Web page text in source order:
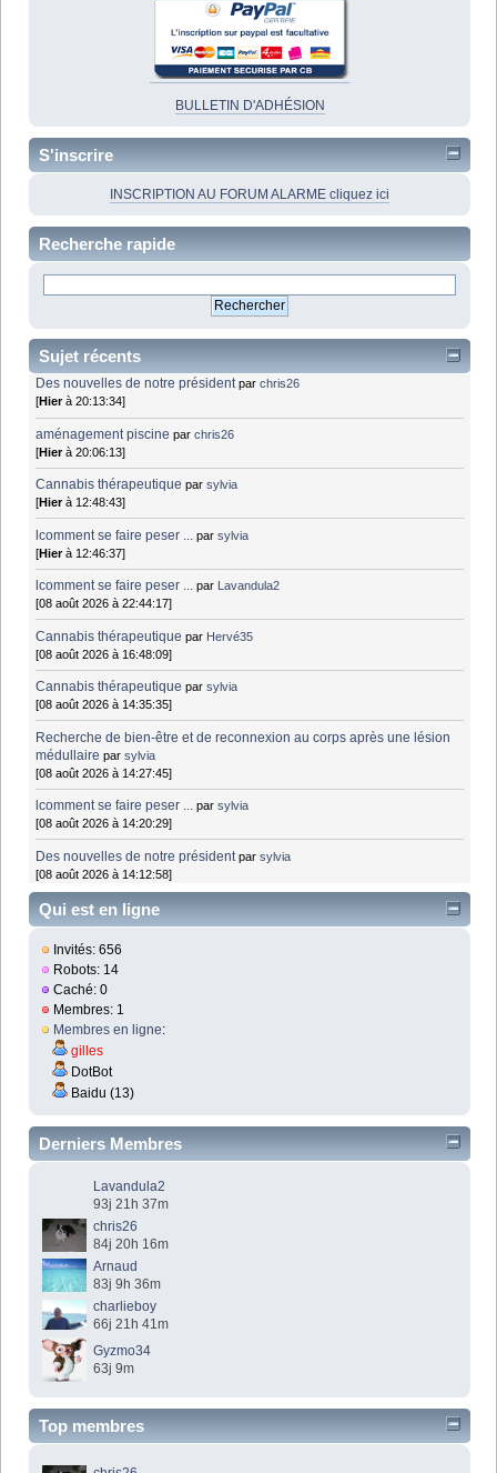
BULLETIN D'ADHÉSION
S'inscrire
INSCRIPTION AU FORUM ALARME cliquez ici
Recherche rapide
Sujet récents
Des nouvelles de notre président parchris26
[Hierà 20:13:34]
aménagement piscine parchris26
[Hierà 20:06:13]
Cannabis thérapeutique parsylvia
[Hierà 12:48:43]
lcomment se faire peser ... parsylvia
[Hierà 12:46:37]
lcomment se faire peser ... par Lavandula2
[08 août 2026 à 22:44:17]
Cannabis thérapeutique par Hervé35
[08 août 2026 à 16:48:09]
Cannabis thérapeutique parsylvia
[08 août 2026 à 14:35:35]
Recherche de bien-être et de reconnexion au corps après une lésion
médullaire parsylvia
[08 août 2026 à 14:27:45]
lcomment se faire peser ... parsylvia
[08 août 2026 à 14:20:29]
Des nouvelles de notre président parsylvia
[08 août 2026 à 14:12:58]
Qui est en ligne
Invités: 656
Robots: 14
Caché: 0
Membres: 1
Membres en ligne:
gilles
DotBot
Baidu (13)
Derniers Membres
Lavandula2
93j 21h 37m
chris26
84j 20h 16m
Arnaud
83j 9h 36m
charlieboy
66j 21h 41m
Gyzmo34
63j 9m
Top membres